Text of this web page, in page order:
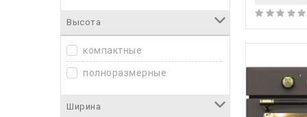
Высота
компактные
полноразмерные
Ширина